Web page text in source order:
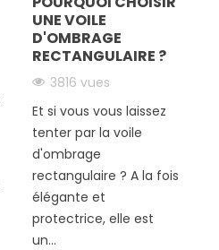
UNE VOILE
D'OMBRAGE
RECTANGULAIRE ?
3816 vues
Et si vous vous laissez
tenter par la voile
d'ombrage
rectangulaire ? A la fois
élégante et
protectrice, elle est
un...